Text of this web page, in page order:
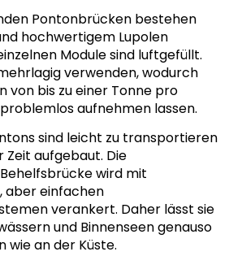
Pontonbrücken bestehen
hochwertigem Lupolen
Module sind luftgefüllt.
verwenden, wodurch
von bis zu einer Tonne pro
aufnehmen lassen.
sind leicht zu transportieren
Zeit aufgebaut. Die
wird mit
aber einfachen
verankert. Daher lässt sie
und Binnenseen genauso
wie an der Küste.